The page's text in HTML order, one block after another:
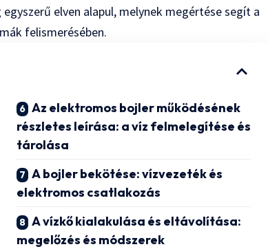
elven alapul, melynek megértése segít a
felismerésében.
Az elektromos bojler működésének
részletes leírása: a víz felmelegítése és
tárolása
A bojler bekötése: vízvezeték és
elektromos csatlakozás
A vízkő kialakulása és eltávolítása:
megelőzés és módszerek